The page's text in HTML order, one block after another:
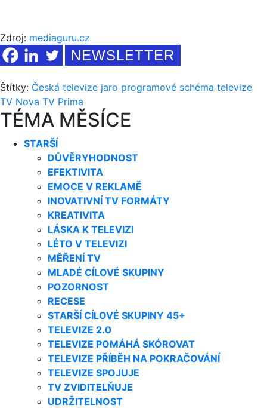
Zdroj: mediaguru.cz
NEWSLETTER
Štítky: Česká televize jaro programové schéma televize
TV Nova TV Prima
TÉMA MĚSÍCE
STARŠÍ
DŮVĚRYHODNOST
EFEKTIVITA
EMOCE V REKLAMĚ
INOVATIVNÍ TV FORMÁTY
KREATIVITA
LÁSKA K TELEVIZI
LÉTO V TELEVIZI
MĚŘENÍ TV
MLADÉ CÍLOVÉ SKUPINY
POZORNOST
RECESE
STARŠÍ CÍLOVÉ SKUPINY 45+
TELEVIZE 2.0
TELEVIZE POMÁHÁ SKÓROVAT
TELEVIZE PŘÍBĚH NA POKRAČOVÁNÍ
TELEVIZE SPOJUJE
TV ZVIDITELŇUJE
UDRŽITELNOST